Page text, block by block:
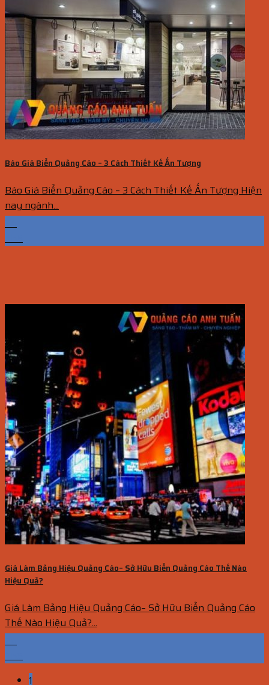
Báo Giá Biển Quảng Cáo – 3 Cách Thiết Kế Ấn Tượng
Báo Giá Biển Quảng Cáo – 3 Cách Thiết Kế Ấn Tượng Hiện
nay ngành...
Giá Làm Bảng Hiệu Quảng Cáo– Sở Hữu Biển Quảng Cáo Thế Nào
Hiệu Quả?
Giá Làm Bảng Hiệu Quảng Cáo– Sở Hữu Biển Quảng Cáo
Thế Nào Hiệu Quả?...
1